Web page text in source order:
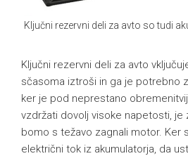
Ključni rezervni deli za avto so tudi
Ključni rezervni deli za avto
sčasoma iztroši in ga je potrebno
ker je pod neprestano
vzdržati dovolj visoke napetosti, je
bomo s težavo zagnali motor. Ker
električni tok iz akumulatorja, da